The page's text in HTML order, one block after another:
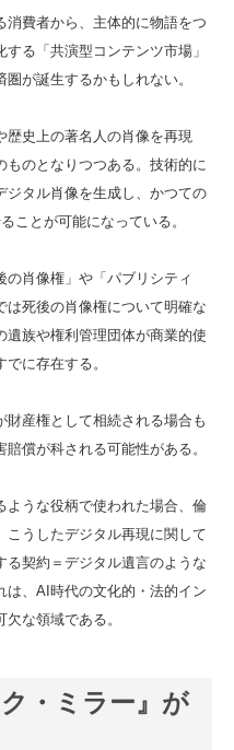
消費者から、主体的に物語をつ
る「共演型コンテンツ市場」
が誕生するかもしれない。
歴史上の著名人の肖像を再現
ものとなりつつある。技術的に
ジタル肖像を生成し、かつての
ことが可能になっている。
の肖像権」や「パブリシティ
死後の肖像権について明確な
族や権利管理団体が商業的使
に存在する。
産権として相続される場合も
償が科される可能性がある。
ような役柄で使われた場合、倫
うしたデジタル再現に関して
る契約＝デジタル遺言のような
は、AI時代の文化的・法的イン
な領域である。
・ミラー』が